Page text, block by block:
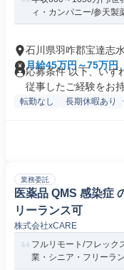
ィ・カンパニー/参天製
石川県羽咋郡宝達志
月給45万円～75万円
応募条件 以下、いず
従事したご経験をお
転勤なし 長期休暇あり
業務委託
医薬品 QMS 感染症
リーランス可
株式会社xCARE
フルリモート/フレック
業・シニア・フリーラ